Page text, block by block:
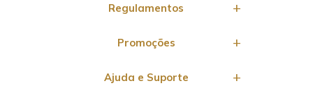
Regulamentos
Promoções
Ajuda e Suporte